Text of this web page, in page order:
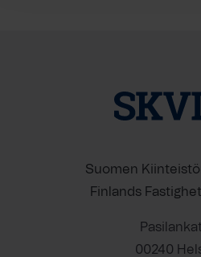
Suomen
Finlands
00240